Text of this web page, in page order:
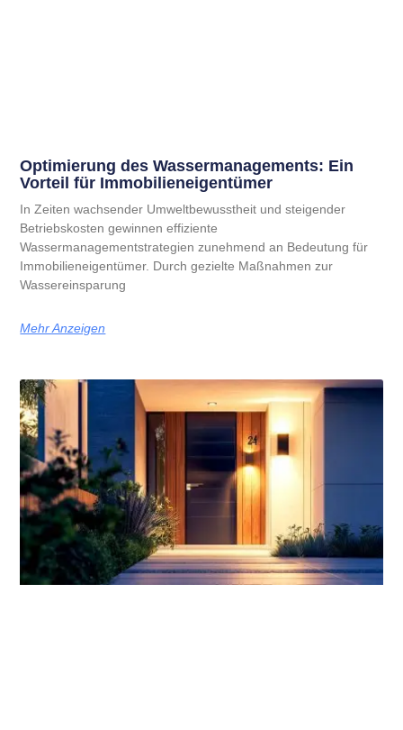
Optimierung des Wassermanagements: Ein
Vorteil für Immobilieneigentümer
In Zeiten wachsender Umweltbewusstheit und steigender
Betriebskosten gewinnen effiziente
Wassermanagementstrategien zunehmend an Bedeutung für
Immobilieneigentümer. Durch gezielte Maßnahmen zur
Wassereinsparung
Mehr Anzeigen